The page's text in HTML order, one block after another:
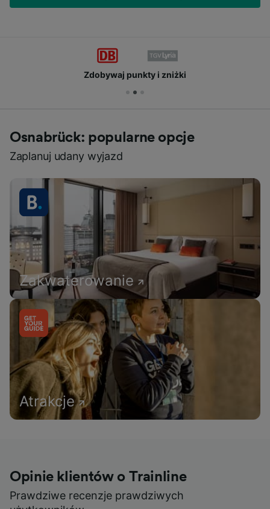
Zdobywaj punkty i zniżki
Osnabrück: popularne opcje
Zaplanuj udany wyjazd
Zakwaterowanie
Atrakcje
Opinie klientów o Trainline
Prawdziwe recenzje prawdziwych